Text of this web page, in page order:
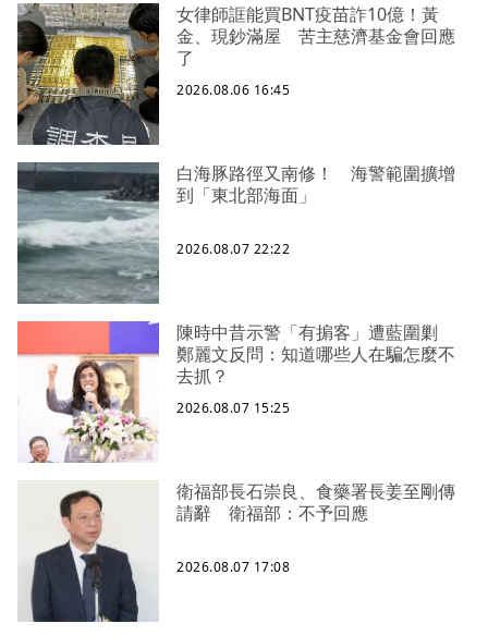
女律師誆能買BNT疫苗詐10億！黃
金、現鈔滿屋 苦主慈濟基金會回應
了
2026.08.06 16:45
白海豚路徑又南修！ 海警範圍擴增
到「東北部海面」
2026.08.07 22:22
陳時中昔示警「有掮客」遭藍圍剿
鄭麗文反問：知道哪些人在騙怎麼不
去抓？
2026.08.07 15:25
衛福部長石崇良、食藥署長姜至剛傳
請辭 衛福部：不予回應
2026.08.07 17:08